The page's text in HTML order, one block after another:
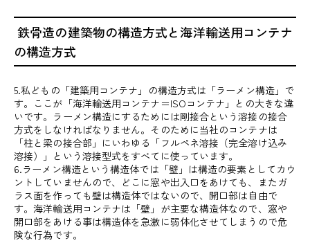
鉄骨造の建築物の構造方式と海洋輸送用コンテナ
の構造方式
5.私どもの「建築用コンテナ」の構造方式は「ラーメン構造」で
す。ここが「海洋輸送用コンテナ＝ISOコンテナ」との大きな違
いです。ラーメン構造にするためには剛接合という溶接の接合
方式をしなければなりません。そのために当社のコンテナは
「柱と梁の接合部」にいわゆる「フルペネ溶接（完全溶け込み
溶接）」という溶接型式をすべてに使っています。
6.ラーメン構造という構造体では「壁」は構造の要素としてカウ
ントしていませんので、どこに窓や出入口をあけても、またガ
ラス面を作っても壁は構造体ではないので、開口部は自由で
す。海洋輸送用コンテナは「壁」が主要な構造体なので、窓や
開口部をあける事は構造体を急激に弱体化させてしまうので危
険な行為です。